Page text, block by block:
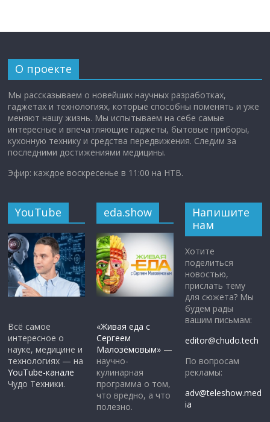
О проекте
Мы рассказываем о новейших научных разработках,
гаджетах и технологиях, которые способны поменять и уже
меняют нашу жизнь. Мы испытываем на себе самые
интересные и впечатляющие гаджеты, бытовые приборы,
кухонную технику и средства передвижения. Следим за
последними достижениями медицины.
Эфир: каждое воскресенье в 11:00 на НТВ.
YouTube
Всё самое
интересное о
науке, медицине и
технологиях — на
YouTube-канале
Чудо Техники.
eda.show
«Живая еда с
Сергеем
Малозёмовым» —
научно-
кулинарная
программа о том,
что вредно, а что
полезно.
Напишите
нам
Хотите
поделиться
новостью,
прислать тему
для сюжета? Мы
будем рады
вашим письмам:
editor@chudo.tech
По вопросам
рекламы:
adv@teleshow.med
ia